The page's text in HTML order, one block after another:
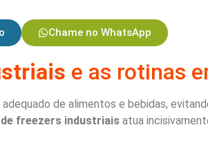
Chame no WhatsApp
e as rotinas
de alimentos e bebidas,
freezers industriais atua